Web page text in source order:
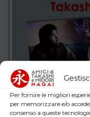
Per fornire le migliori
per memorizzare e/o
consenso a queste